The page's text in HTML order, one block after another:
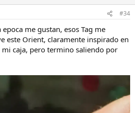
#34
me gustan, esos Tag me
este Orient, claramente inspirado en
mi caja, pero termino saliendo por